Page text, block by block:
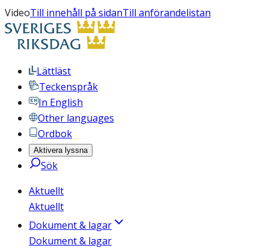
VideoTill innehåll på sidanTill anförandelistan
Lättläst
Teckenspråk
In English
Other languages
Ordbok
Aktivera lyssna
Sök
Aktuellt
Aktuellt
Dokument & lagar
Dokument & lagar